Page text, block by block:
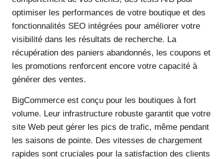
optimiser les performances de votre boutique et des
fonctionnalités SEO intégrées pour améliorer votre
visibilité dans les résultats de recherche. La
récupération des paniers abandonnés, les coupons et
les promotions renforcent encore votre capacité à
générer des ventes.
BigCommerce est conçu pour les boutiques à fort
volume. Leur infrastructure robuste garantit que votre
site Web peut gérer les pics de trafic, même pendant
les saisons de pointe. Des vitesses de chargement
rapides sont cruciales pour la satisfaction des clients